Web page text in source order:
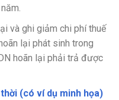
và ghi giảm chi phí thuế
lại phát sinh trong
hoãn lại phải trả được
(có ví dụ minh họa)